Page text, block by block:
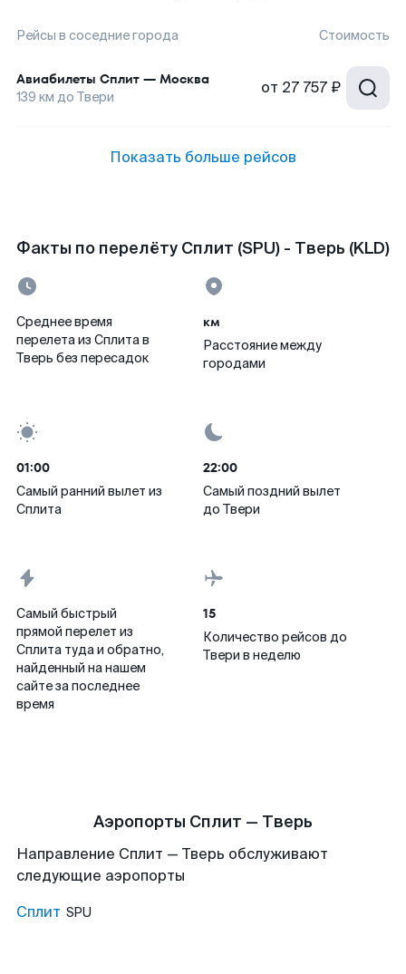
Рейсы в соседние города Стоимость
Авиабилеты Сплит — Москва
139 км до Твери от 27 757 ₽
Показать больше рейсов
Факты по перелёту Сплит (SPU) - Тверь (KLD)
Среднее время
перелета из Сплита в
Тверь без пересадок
км
Расстояние между
городами
01:00
Самый ранний вылет из
Сплита
22:00
Самый поздний вылет
до Твери
Самый быстрый
прямой перелет из
Сплита туда и обратно,
найденный на нашем
сайте за последнее
время
15
Количество рейсов до
Твери в неделю
Аэропорты Сплит — Тверь
Направление Сплит — Тверь обслуживают
следующие аэропорты
Сплит SPU